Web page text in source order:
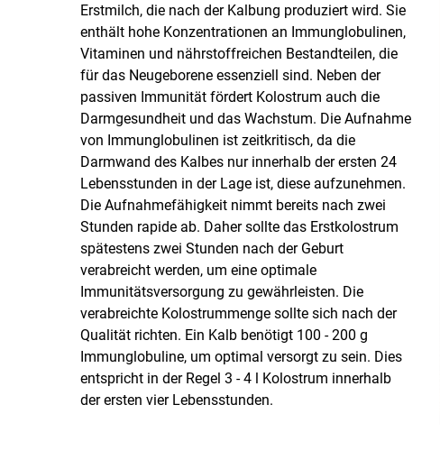
Erstmilch, die nach der Kalbung produziert wird. Sie
enthält hohe Konzen­trationen an Immunglobulinen,
Vitaminen und nährstoffreichen Bestandteilen, die
für das Neugeborene essenziell sind. Neben der
passiven Immunität fördert Kolostrum auch die
Darmgesundheit und das Wachstum. Die Aufnahme
von Immunglobulinen ist zeitkritisch, da die
Darmwand des Kalbes nur innerhalb der ersten 24
Lebensstunden in der Lage ist, diese aufzunehmen.
Die Aufnahmefähigkeit nimmt bereits nach zwei
Stunden rapide ab. Daher sollte das Erstkolostrum
spätestens zwei Stunden nach der Geburt
verabreicht werden, um eine optimale
Immunitätsversorgung zu gewährleisten. Die
verabreichte Kolostrummenge sollte sich nach der
Qualität richten. Ein Kalb benötigt 100 - 200 g
Immunglobuline, um optimal versorgt zu sein. Dies
entspricht in der Regel 3 - 4 l Kolostrum innerhalb
der ersten vier Lebensstunden.